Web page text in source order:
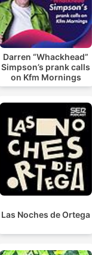
Darren “Whackhead”
Simpson’s prank calls
on Kfm Mornings
Las Noches de Ortega